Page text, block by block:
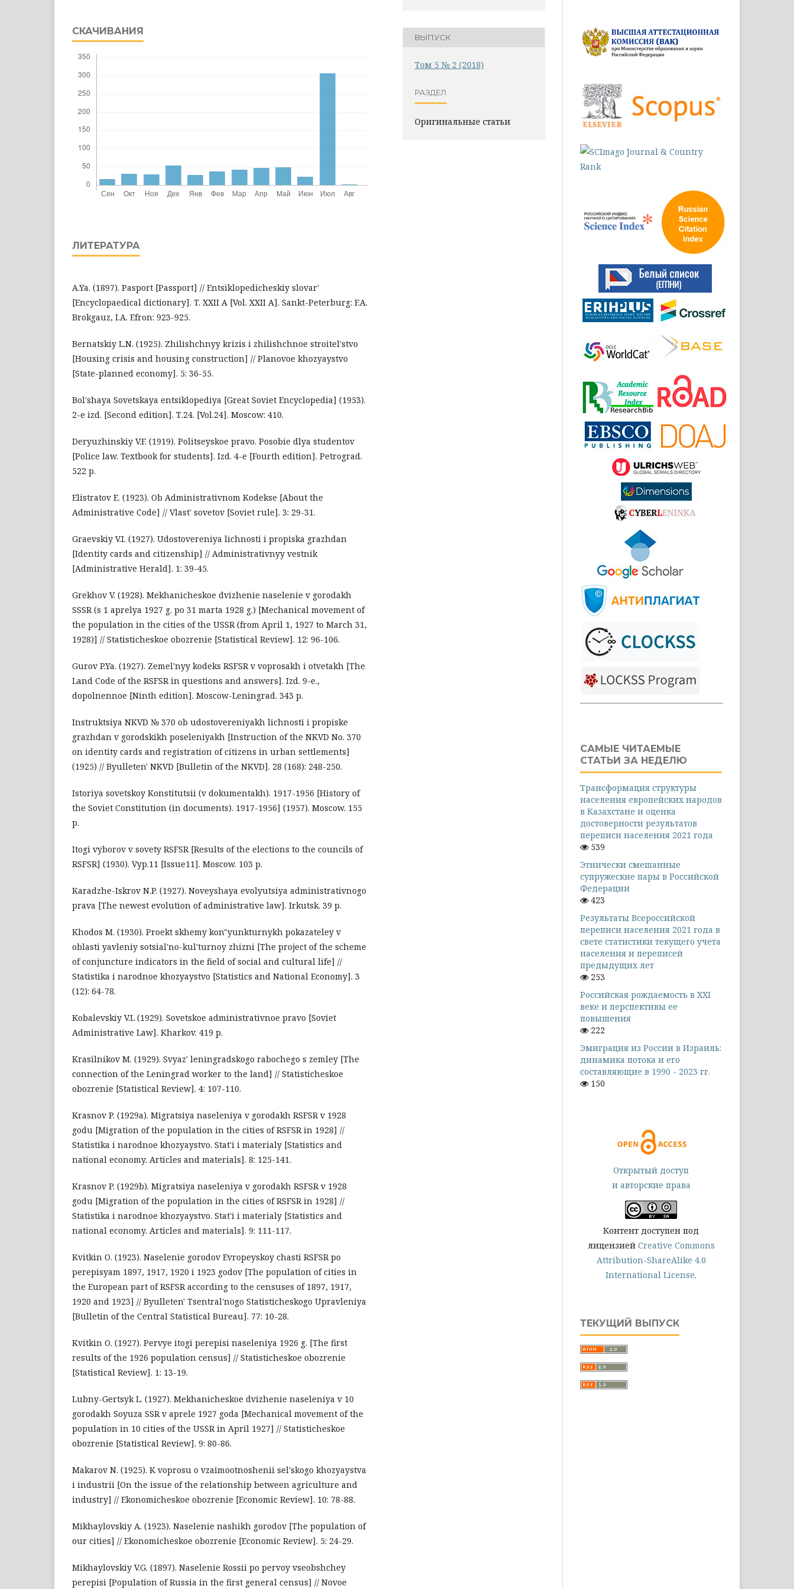
СКАЧИВАНИЯ
ЛИТЕРАТУРА
A.Ya. (1897). Pasport [Passport] // Entsiklopedicheskiy slovar'
[Encyclopaedical dictionary]. T. XXII A [Vol. XXII А]. Sankt-Peterburg: F.A.
Brokgauz, I.A. Efron: 923-925.
Bernatskiy L.N. (1925). Zhilishchnyy krizis i zhilishchnoe stroitel'stvo
[Housing crisis and housing construction] // Planovoe khozyaystvo
[State-planned economy]. 5: 36-55.
Bol'shaya Sovetskaya entsiklopediya [Great Soviet Encyclopedia] (1953).
2-e izd. [Second edition]. Т.24. [Vol.24]. Мoscow: 410.
Deryuzhinskiy V.F. (1919). Politseyskoe pravo. Posobie dlya studentov
[Police law. Textbook for students]. Izd. 4-e [Fourth edition]. Petrograd.
522 p.
Elistratov E. (1923). Ob Administrativnom Kodekse [About the
Administrative Code] // Vlast' sovetov [Soviet rule]. 3: 29-31.
Graevskiy V.I. (1927). Udostovereniya lichnosti i propiska grazhdan
[Identity cards and citizenship] // Administrativnyy vestnik
[Administrative Herald]. 1: 39-45.
Grekhov V. (1928). Mekhanicheskoe dvizhenie naselenie v gorodakh
SSSR (s 1 aprelya 1927 g. po 31 marta 1928 g.) [Mechanical movement of
the population in the cities of the USSR (from April 1, 1927 to March 31,
1928)] // Statisticheskoe obozrenie [Statistical Review]. 12: 96-106.
Gurov P.Ya. (1927). Zemel'nyy kodeks RSFSR v voprosakh i otvetakh [The
Land Code of the RSFSR in questions and answers]. Izd. 9-e.,
dopolnennoe [Ninth edition]. Moscow-Leningrad. 343 p.
Instruktsiya NKVD № 370 ob udostovereniyakh lichnosti i propiske
grazhdan v gorodskikh poseleniyakh [Instruction of the NKVD No. 370
on identity cards and registration of citizens in urban settlements]
(1925) // Byulleten' NKVD [Bulletin of the NKVD]. 28 (168): 248-250.
Istoriya sovetskoy Konstitutsii (v dokumentakh). 1917-1956 [History of
the Soviet Constitution (in documents). 1917-1956] (1957). Мoscow. 155
p.
Itogi vyborov v sovety RSFSR [Results of the elections to the councils of
RSFSR] (1930). Vyp.11 [Issue11]. Мoscow. 103 p.
Karadzhe-Iskrov N.P. (1927). Noveyshaya evolyutsiya administrativnogo
prava [The newest evolution of administrative law]. Irkutsk. 39 p.
Khodos M. (1930). Proekt skhemy kon"yunkturnykh pokazateley v
oblasti yavleniy sotsial'no-kul'turnoy zhizni [The project of the scheme
of conjuncture indicators in the field of social and cultural life] //
Statistika i narodnoe khozyaystvo [Statistics and National Economy]. 3
(12): 64-78.
Kobalevskiy V.L (1929). Sovetskoe administrativnoe pravo [Soviet
Administrative Law]. Kharkov. 419 p.
Krasilnikov M. (1929). Svyaz' leningradskogo rabochego s zemley [The
connection of the Leningrad worker to the land] // Statisticheskoe
obozrenie [Statistical Review]. 4: 107-110.
Krasnov P. (1929a). Migratsiya naseleniya v gorodakh RSFSR v 1928
godu [Migration of the population in the cities of RSFSR in 1928] //
Statistika i narodnoe khozyaystvo. Stat'i i materialy [Statistics and
national economy. Articles and materials]. 8: 125-141.
Krasnov P. (1929b). Migratsiya naseleniya v gorodakh RSFSR v 1928
godu [Migration of the population in the cities of RSFSR in 1928] //
Statistika i narodnoe khozyaystvo. Stat'i i materialy [Statistics and
national economy. Articles and materials]. 9: 111-117.
Kvitkin O. (1923). Naselenie gorodov Evropeyskoy chasti RSFSR po
perepisyam 1897, 1917, 1920 i 1923 godov [The population of cities in
the European part of RSFSR according to the censuses of 1897, 1917,
1920 and 1923] // Byulleten' Tsentral'nogo Statisticheskogo Upravleniya
[Bulletin of the Central Statistical Bureau]. 77: 10-28.
Kvitkin O. (1927). Pervye itogi perepisi naseleniya 1926 g. [The first
results of the 1926 population census] // Statisticheskoe obozrenie
[Statistical Review]. 1: 13-19.
Lubny-Gertsyk L. (1927). Mekhanicheskoe dvizhenie naseleniya v 10
gorodakh Soyuza SSR v aprele 1927 goda [Mechanical movement of the
population in 10 cities of the USSR in April 1927] // Statisticheskoe
obozrenie [Statistical Review]. 9: 80-86.
Makarov N. (1925). K voprosu o vzaimootnoshenii sel'skogo khozyaystva
i industrii [On the issue of the relationship between agriculture and
industry] // Ekonomicheskoe obozrenie [Economic Review]. 10: 78-88.
Mikhaylovskiy A. (1923). Naselenie nashikh gorodov [The population of
our cities] // Ekonomicheskoe obozrenie [Economic Review]. 5: 24-29.
Mikhaylovskiy V.G. (1897). Naselenie Rossii po pervoy vseobshchey
perepisi [Population of Russia in the first general census] // Novoe
ВЫПУСК
Том 5 № 2 (2018)
РАЗДЕЛ
Оригинальные статьи
САМЫЕ ЧИТАЕМЫЕ
СТАТЬИ ЗА НЕДЕЛЮ
Трансформация структуры
населения европейских народов
в Казахстане и оценка
достоверности результатов
переписи населения 2021 года
539
Этнически смешанные
супружеские пары в Российской
Федерации
423
Результаты Всероссийской
переписи населения 2021 года в
свете статистики текущего учета
населения и переписей
предыдущих лет
253
Российская рождаемость в XXI
веке и перспективы ее
повышения
222
Эмиграция из России в Израиль:
динамика потока и его
составляющие в 1990 - 2023 гг.
150
Открытый доступ
и авторские права
Контент доступен под
лицензией Creative Commons
Attribution-ShareAlike 4.0
International License.
ТЕКУЩИЙ ВЫПУСК